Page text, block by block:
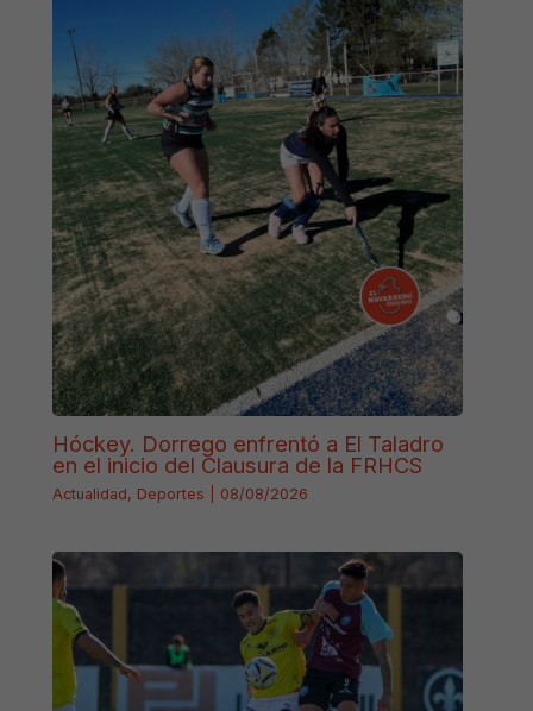
Hóckey. Dorrego enfrentó a El Taladro
en el inicio del Clausura de la FRHCS
Actualidad, Deportes 08/08/2026